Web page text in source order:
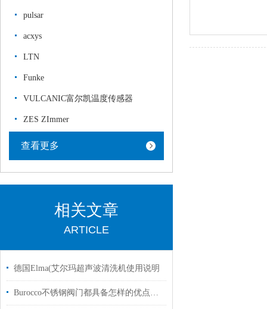
pulsar
acxys
LTN
Funke
VULCANIC富尔凯温度传感器
ZES ZImmer
查看更多
相关文章
ARTICLE
德国Elma(艾尔玛超声波清洗机使用说明
Burocco不锈钢阀门都具备怎样的优点和特性？